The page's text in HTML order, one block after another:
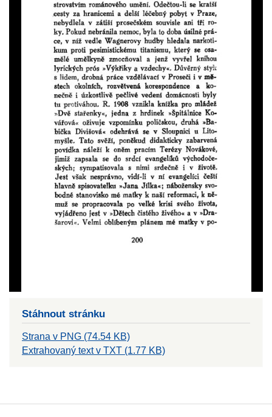
Stáhnout stránku
Strana v PNG (74.54 KB)
Extrahovaný text v TXT (1.77 KB)